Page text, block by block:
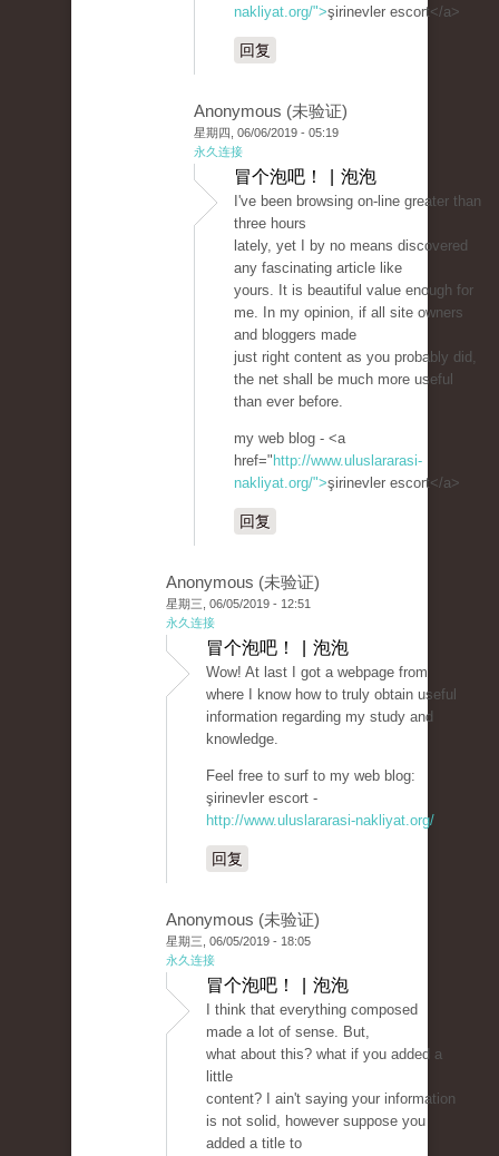
nakliyat.org/">şirinevler escort</a>
回复
Anonymous (未验证)
星期四, 06/06/2019 - 05:19
永久连接
冒个泡吧！ | 泡泡
I've been browsing on-line greater than
three hours
lately, yet I by no means discovered
any fascinating article like
yours. It is beautiful value enough for
me. In my opinion, if all site owners
and bloggers made
just right content as you probably did,
the net shall be much more useful
than ever before.
my web blog - <a
href=" http://www.uluslararasi-
nakliyat.org/">şirinevler escort</a>
回复
Anonymous (未验证)
星期三, 06/05/2019 - 12:51
永久连接
冒个泡吧！ | 泡泡
Wow! At last I got a webpage from
where I know how to truly obtain useful
information regarding my study and
knowledge.
Feel free to surf to my web blog:
şirinevler escort -
http://www.uluslararasi-nakliyat.org/
回复
Anonymous (未验证)
星期三, 06/05/2019 - 18:05
永久连接
冒个泡吧！ | 泡泡
I think that everything composed
made a lot of sense. But,
what about this? what if you added a
little
content? I ain't saying your information
is not solid, however suppose you
added a title to